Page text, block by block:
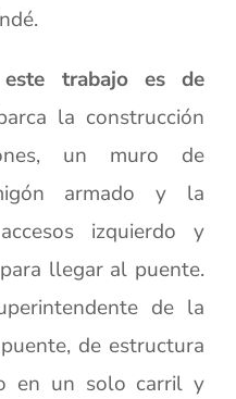
trabajo es de
la construcción
un muro de
armado y la
izquierdo y
llegar al puente.
de la
de estructura
en un solo carril y